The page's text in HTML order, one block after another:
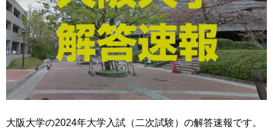
大阪大学の2024年大学入試（二次試験）の解答速報です。